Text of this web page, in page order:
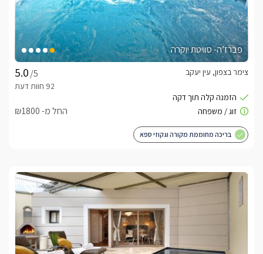
פברז’ה- סוויטת יוקרה
/5
צימר בצפון, עין יעקב
החל מ- ₪1800
בריכה מחוממת מקורה וגקוזי ספא